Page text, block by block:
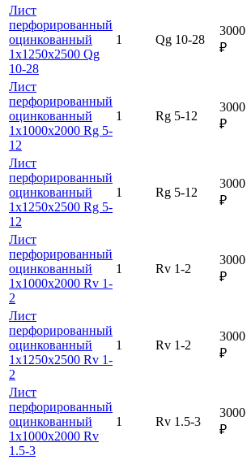
Лист
перфорированный
оцинкованный
1х1250х2500 Qg
10-28
1 Qg 10-28
3000
₽
Лист
перфорированный
оцинкованный
1х1000х2000 Rg 5-
12
1 Rg 5-12
3000
₽
Лист
перфорированный
оцинкованный
1х1250х2500 Rg 5-
12
1 Rg 5-12
3000
₽
Лист
перфорированный
оцинкованный
1х1000х2000 Rv 1-
2
1 Rv 1-2
3000
₽
Лист
перфорированный
оцинкованный
1х1250х2500 Rv 1-
2
1 Rv 1-2
3000
₽
Лист
перфорированный
оцинкованный
1х1000х2000 Rv
1.5-3
1 Rv 1.5-3
3000
₽